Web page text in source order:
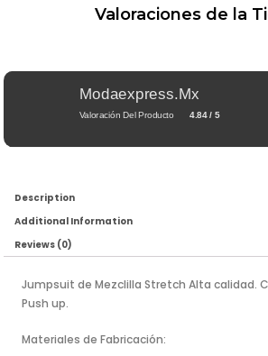
Description
Additional Information
Reviews (0)
Jumpsuit de Mezclilla Stretch Alta calidad.
Push up.
Materiales de Fabricación:
Valoraciones de la
Modaexpress.mx
Valoración Del Producto 4.84 / 5